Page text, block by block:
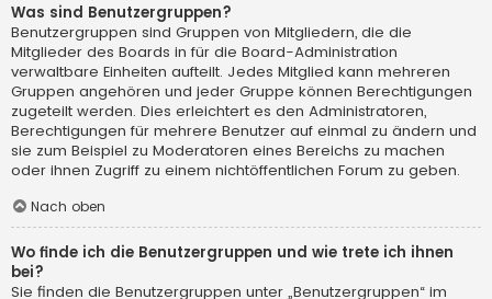
Was sind Benutzergruppen?
Benutzergruppen sind Gruppen von Mitgliedern, die die
Mitglieder des Boards in für die Board-Administration
verwaltbare Einheiten aufteilt. Jedes Mitglied kann mehreren
Gruppen angehören und jeder Gruppe können Berechtigungen
zugeteilt werden. Dies erleichtert es den Administratoren,
Berechtigungen für mehrere Benutzer auf einmal zu ändern und
sie zum Beispiel zu Moderatoren eines Bereichs zu machen
oder ihnen Zugriff zu einem nichtöffentlichen Forum zu geben.
Nach oben
Wo finde ich die Benutzergruppen und wie trete ich ihnen
bei?
Sie finden die Benutzergruppen unter „Benutzergruppen“ im